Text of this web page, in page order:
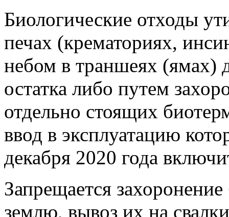
Биологические отходы
печах (крематориях,
небом в траншеях (ямах)
остатка либо путем
отдельно стоящих
ввод в эксплуатацию
декабря 2020 года
Запрещается
землю, вывоз их на